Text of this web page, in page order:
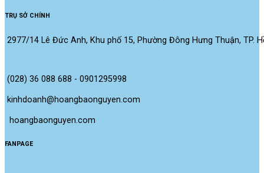
TRỤ SỞ CHÍNH
2977/14 Lê Đức Anh, Khu phố 15, Phường Đông Hưng Thuận, TP.
(028) 36 088 688 - 0901295998
kinhdoanh@hoangbaonguyen.com
hoangbaonguyen.com
FANPAGE